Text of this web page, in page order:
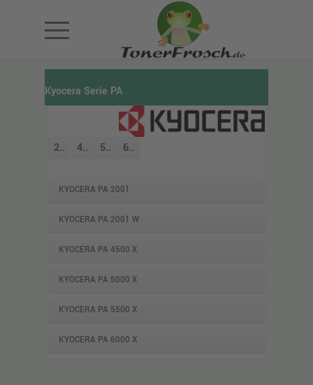
Kyocera Serie PA
2.. 4.. 5.. 6..
KYOCERA PA 2001
KYOCERA PA 2001 W
KYOCERA PA 4500 X
KYOCERA PA 5000 X
KYOCERA PA 5500 X
KYOCERA PA 6000 X